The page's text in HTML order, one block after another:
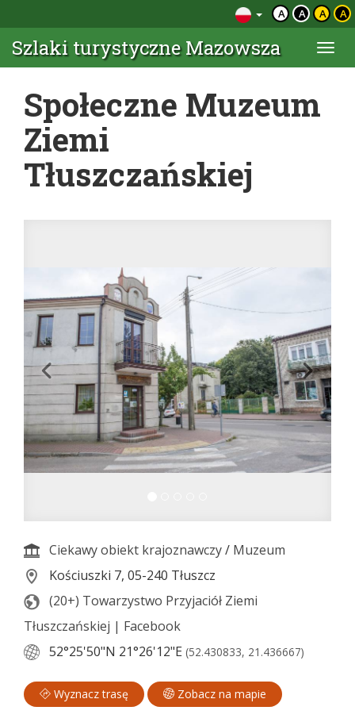
A A A A
Szlaki turystyczne Mazowsza
Społeczne Muzeum
Ziemi
Tłuszczańskiej
Ciekawy obiekt krajoznawczy/ Muzeum
Kościuszki 7, 05-240 Tłuszcz
(20+) Towarzystwo Przyjaciół Ziemi
Tłuszczańskiej | Facebook
52°25'50"N 21°26'12"E (52.430833, 21.436667)
Wyznacz trasę Zobacz na mapie